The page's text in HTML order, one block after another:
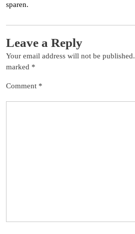
sparen.
Leave a Reply
Your email address will not be published.
marked *
Comment *